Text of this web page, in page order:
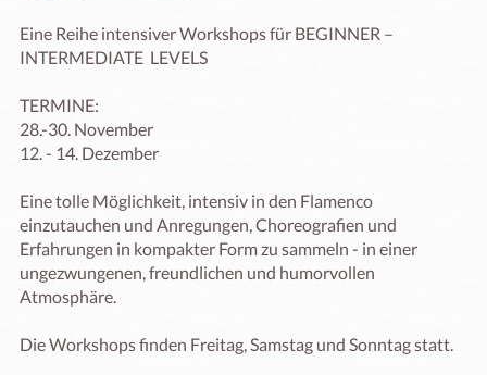
Eine Reihe intensiver Workshops für BEGINNER –
INTERMEDIATE  LEVELS
TERMINE:
28.-30. November
12. - 14. Dezember
Eine tolle Möglichkeit, intensiv in den Flamenco
einzutauchen und Anregungen, Choreografien und
Erfahrungen in kompakter Form zu sammeln - in einer
ungezwungenen, freundlichen und humorvollen
Atmosphäre.
Die Workshops finden Freitag, Samstag und Sonntag statt.